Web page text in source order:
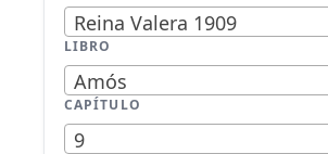
Reina Valera 1909
LIBRO
Amós
CAPÍTULO
9